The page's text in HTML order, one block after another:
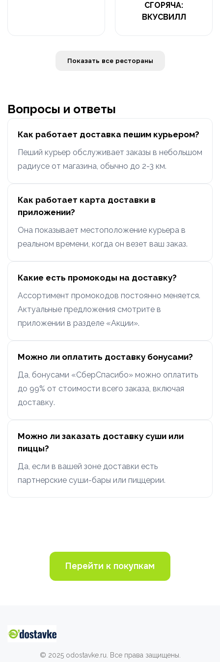
СГОРЯЧА:
ВКУСВИЛЛ
Показать все рестораны
Вопросы и ответы
Как работает доставка пешим курьером?
Пеший курьер обслуживает заказы в небольшом
радиусе от магазина, обычно до 2-3 км.
Как работает карта доставки в
приложении?
Она показывает местоположение курьера в
реальном времени, когда он везет ваш заказ.
Какие есть промокоды на доставку?
Ассортимент промокодов постоянно меняется.
Актуальные предложения смотрите в
приложении в разделе «Акции».
Можно ли оплатить доставку бонусами?
Да, бонусами «СберСпасибо» можно оплатить
до 99% от стоимости всего заказа, включая
доставку.
Можно ли заказать доставку суши или
пиццы?
Да, если в вашей зоне доставки есть
партнерские суши-бары или пиццерии.
Перейти к покупкам
© 2025 odostavke.ru. Все права защищены.